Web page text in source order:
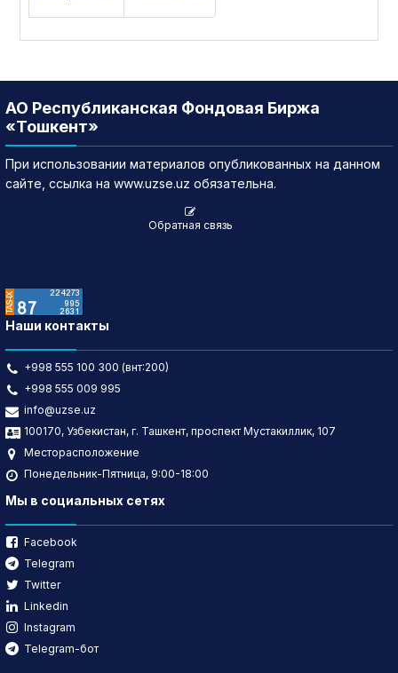
АО Республиканская Фондовая Биржа
«Тошкент»
При использовании материалов опубликованных на данном
сайте, ссылка на www.uzse.uz обязательна.
Обратная связь
Наши контакты
+998 555 100 300 (внт:200)
+998 555 009 995
info@uzse.uz
100170, Узбекистан, г. Ташкент, проспект Мустакиллик, 107
Месторасположение
Понедельник-Пятница, 9:00-18:00
Мы в социальных сетях
Facebook
Telegram
Twitter
Linkedin
Instagram
Telegram-бот